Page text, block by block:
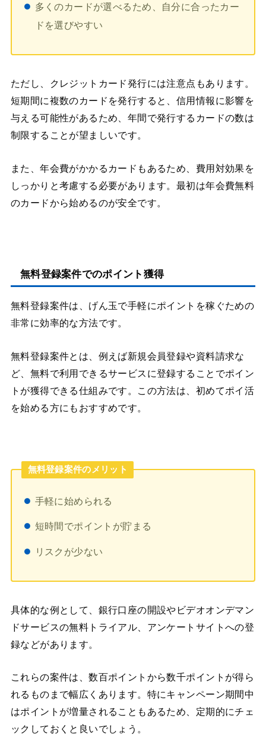
多くのカードが選べるため、自分に合ったカー
ドを選びやすい
ただし、クレジットカード発行には注意点もあります。
短期間に複数のカードを発行すると、信用情報に影響を
与える可能性があるため、年間で発行するカードの数は
制限することが望ましいです。
また、年会費がかかるカードもあるため、費用対効果を
しっかりと考慮する必要があります。最初は年会費無料
のカードから始めるのが安全です。
無料登録案件でのポイント獲得
無料登録案件は、げん玉で手軽にポイントを稼ぐための
非常に効率的な方法です。
無料登録案件とは、例えば新規会員登録や資料請求な
ど、無料で利用できるサービスに登録することでポイン
トが獲得できる仕組みです。この方法は、初めてポイ活
を始める方にもおすすめです。
無料登録案件のメリット
手軽に始められる
短時間でポイントが貯まる
リスクが少ない
具体的な例として、銀行口座の開設やビデオオンデマン
ドサービスの無料トライアル、アンケートサイトへの登
録などがあります。
これらの案件は、数百ポイントから数千ポイントが得ら
れるものまで幅広くあります。特にキャンペーン期間中
はポイントが増量されることもあるため、定期的にチェ
ックしておくと良いでしょう。